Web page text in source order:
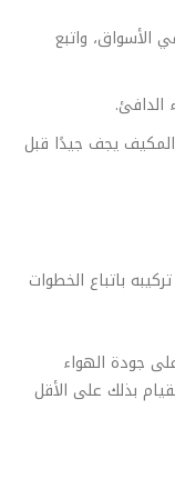
الأسواق، واتبع
الدافئ.
المكيف يجف جيدًا قبل
باتباع الخطوات
جودة الهواء
بذلك على الأقل